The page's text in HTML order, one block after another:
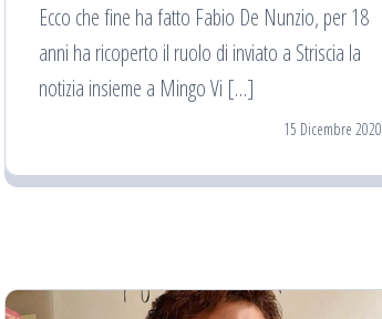
Ecco che fine ha fatto Fabio De Nunzio, per 18
anni ha ricoperto il ruolo di inviato a Striscia la
notizia insieme a Mingo Vi […]
15 Dicembre 2020